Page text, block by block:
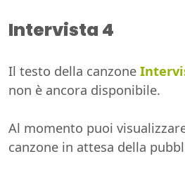
Intervista 4
Il testo della canzone
non è ancora disponibile.
Al momento puoi
canzone in attesa della